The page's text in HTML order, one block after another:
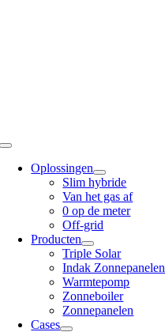
Toggle
NavigationOplossingen
Slim hybride
Van het gas af
0 op de meter
Off-grid
Producten
Triple Solar
Indak Zonnepanelen
Warmtepomp
Zonneboiler
Zonnepanelen
Cases